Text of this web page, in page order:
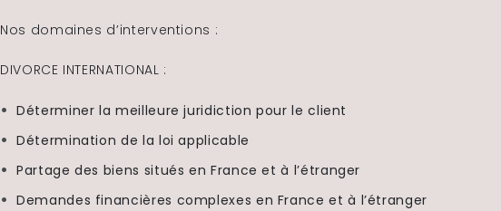
Nos domaines d’interventions :
DIVORCE INTERNATIONAL :
Déterminer la meilleure juridiction pour le client
Détermination de la loi applicable
Partage des biens situés en France et à l’étranger
Demandes financières complexes en France et à l’étranger